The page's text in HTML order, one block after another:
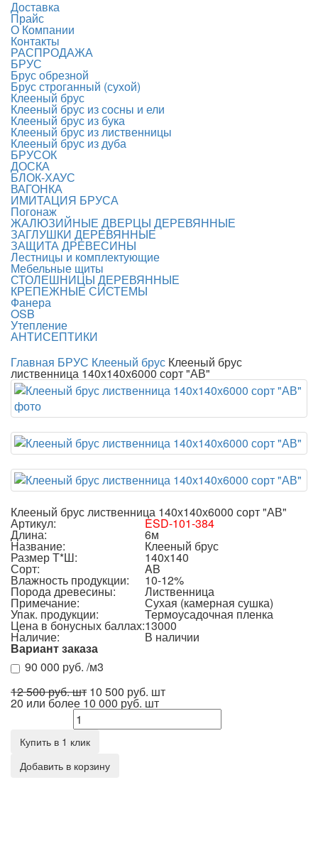
Доставка
Прайс
О Компании
Контакты
РАСПРОДАЖА
БРУС
Брус обрезной
Брус строганный (сухой)
Клееный брус
Клееный брус из сосны и ели
Клееный брус из бука
Клееный брус из лиственницы
Клееный брус из дуба
БРУСОК
ДОСКА
БЛОК-ХАУС
ВАГОНКА
ИМИТАЦИЯ БРУСА
Погонаж
ЖАЛЮЗИЙНЫЕ ДВЕРЦЫ ДЕРЕВЯННЫЕ
ЗАГЛУШКИ ДЕРЕВЯННЫЕ
ЗАЩИТА ДРЕВЕСИНЫ
Лестницы и комплектующие
Мебельные щиты
СТОЛЕШНИЦЫ ДЕРЕВЯННЫЕ
КРЕПЕЖНЫЕ СИСТЕМЫ
Фанера
OSB
Утепление
АНТИСЕПТИКИ
Главная БРУС Клееный брус Клееный брус
лиственница 140х140х6000 сорт "АВ"
Клееный брус лиственница 140х140х6000 сорт "АВ"
Артикул: ESD-101-384
Длина: 6м
Название: Клееный брус
Размер Т*Ш: 140х140
Сорт: AB
Влажность продукции: 10-12%
Порода древесины: Лиственница
Примечание: Сухая (камерная сушка)
Упак. продукции: Термоусадочная пленка
Цена в бонусных баллах:13000
Наличие: В наличии
Вариант заказа
90 000 руб. /м3
12 500 руб. шт 10 500 руб. шт
20 или более 10 000 руб. шт
Купить в 1 клик
Добавить в корзину